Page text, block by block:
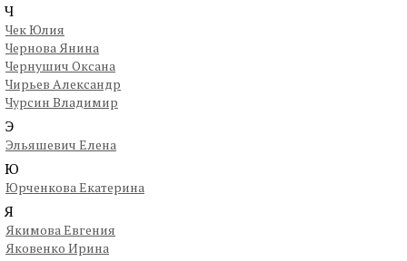
Ч
Чек Юлия
Чернова Янина
Чернушич Оксана
Чирьев Александр
Чурсин Владимир
Э
Эльяшевич Елена
Ю
Юрченкова Екатерина
Я
Якимова Евгения
Яковенко Ирина